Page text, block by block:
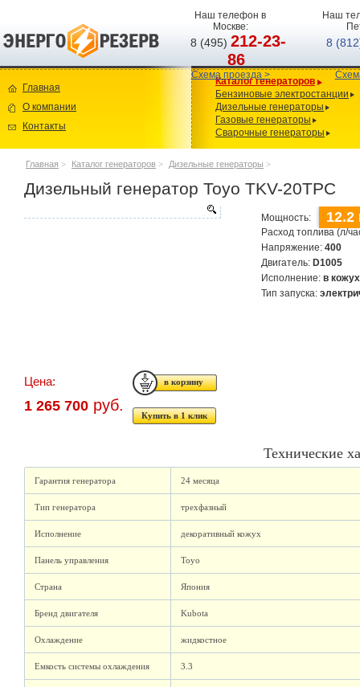
Наш телефон в
Москве:
8 (495)212-23-
86
Схема проезда >
Наш
8
Главная
О компании
Контакты
Каталог генераторов
Бензиновые электростанции
Дизельные генераторы
Газовые генераторы
Сварочные генераторы
Главная > Каталог генераторов > Дизельные генераторы >
Дизельный генератор Toyo TKV-20TPC
Мощность: 12.2
Расход топлива (л/
Напряжение: 400
Двигатель: D1005
Исполнение: в
Тип запуска:
Цена:
1 265 700 руб.
Купить в 1 клик
Технические
Гарантия генератора 24 месяца
Тип генератора трехфазный
Исполнение декоративный кожух
Панель управления Toyo
Страна Япония
Бренд двигателя Kubota
Охлаждение жидкостное
Емкость системы охлаждения 3.3